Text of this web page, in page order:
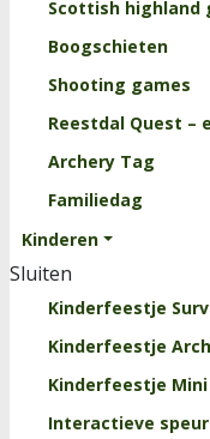
Trainingen
Sluiten
Kids
Groepslessen
Personal Training
Clinics
Rooster
Evenementen
Over ons
Sluiten
Kinderparcours
Scottish highland
Boogschieten
Shooting games
Reestdal Quest –
Archery Tag
Familiedag
Kinderen
Sluiten
Kinderfeestje
Kinderfeestje
Kinderfeestje
Interactieve